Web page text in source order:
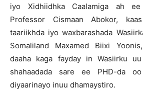
iyo Xidhiidhka Caalamiga ah ee
Professor Cismaan Abokor,
taariikhda iyo waxbarashada
Somaliland Maxamed Biixi
daaha kaga fayday in Wasiirku
shahaadada sare ee PHD-da
diyaarinayo inuu dhamaystiro.